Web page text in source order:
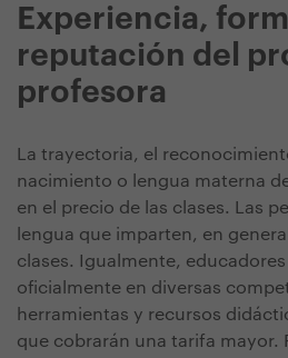
Experiencia,
reputación del
profesora
La trayectoria, el
nacimiento o lengua materna
en el precio de las clases. Las
lengua que imparten, en
clases. Igualmente,
oficialmente en diversas
herramientas y recursos
que cobrarán una tarifa mayor.